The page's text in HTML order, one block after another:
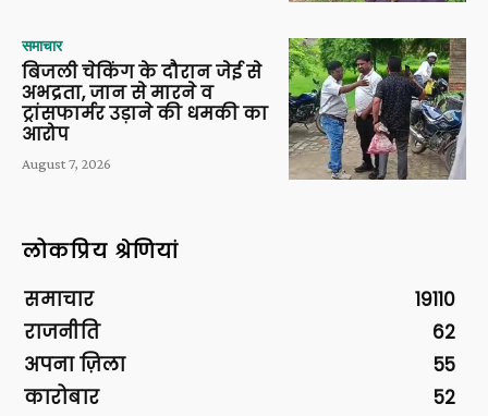
समाचार
बिजली चेकिंग के दौरान जेई से
अभद्रता, जान से मारने व
ट्रांसफार्मर उड़ाने की धमकी का
आरोप
August 7, 2026
लोकप्रिय श्रेणियां
समाचार
19110
राजनीति
62
अपना ज़िला
55
कारोबार
52